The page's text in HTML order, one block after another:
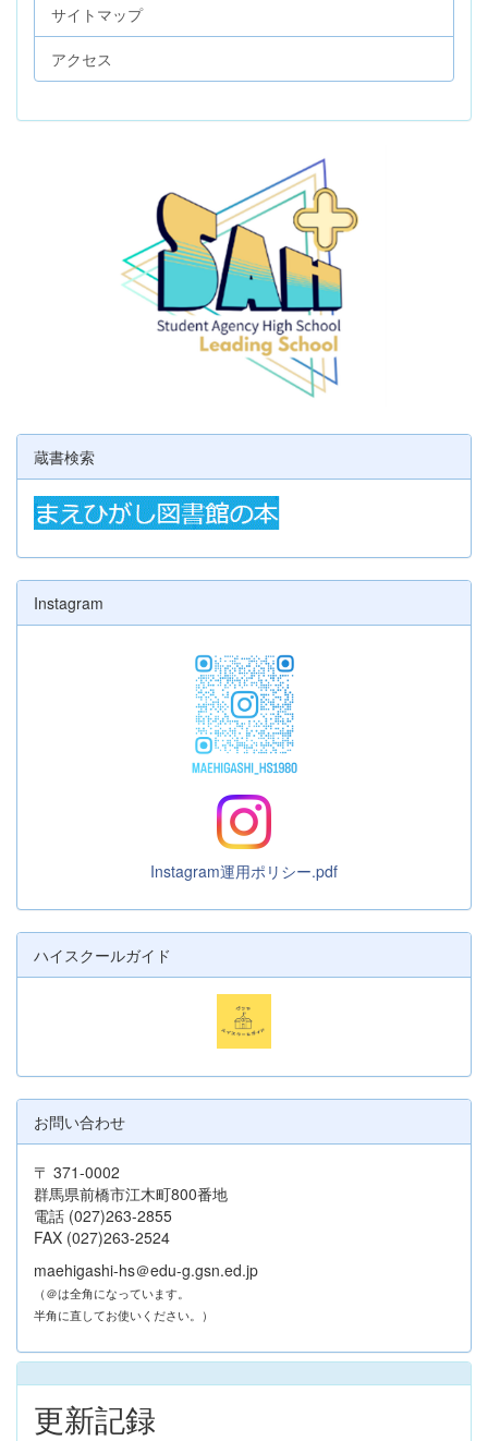
サイトマップ
アクセス
蔵書検索
Instagram
Instagram運用ポリシー.pdf
ハイスクールガイド
お問い合わせ
〒 371-0002
群馬県前橋市江木町800番地
電話 (027)263-2855
FAX (027)263-2524
maehigashi-hs＠edu-g.gsn.ed.jp
（＠は全角になっています。
半角に直してお使いください。）
更新記録